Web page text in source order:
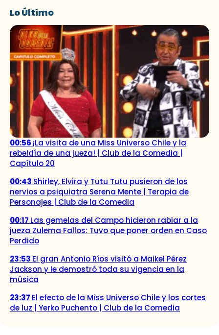
Lo Último
00:56 ¡La visita de una Miss Universo Chile y la
rebeldía de una jueza! | Club de la Comedia |
Capítulo 20
00:43 Shirley, Elvira y Tutu Tutu pusieron de los
nervios a psiquiatra Serena Mente | Terapia de
Personajes | Club de la Comedia
00:17 Las gemelas del Campo hicieron rabiar a la
jueza Zulema Fallos: Tuvo que poner orden en Caso
Perdido
23:53 El gran Antonio Ríos visitó a Maikel Pérez
Jackson y le demostró toda su vigencia en la
música
23:37 El efecto de la Miss Universo Chile y los cortes
de luz | Yerko Puchento | Club de la Comedia